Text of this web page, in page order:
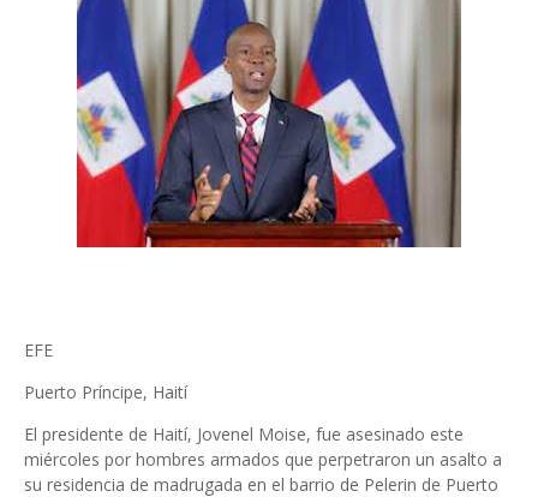
EFE
Puerto Príncipe, Haití
El presidente de Haití, Jovenel Moise, fue asesinado este
miércoles por hombres armados que perpetraron un asalto a
su residencia de madrugada en el barrio de Pelerin de Puerto